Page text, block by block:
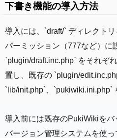
下書き機能の導入方法
導入には、`draft/` ディレクト
パーミッション（777など）に
`plugin/draft.inc.php` をそれぞ
置し、既存の `plugin/
`lib/init.php`、`pukiwiki.ini.php`
導入前には既存のPukiWikiをバ
バージョン管理システムを使